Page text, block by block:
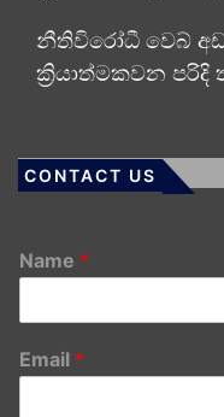
නීතිවිරෝධී වෙබ්
ක්‍රියාත්මකවන
CONTACT US
Name *
Email *